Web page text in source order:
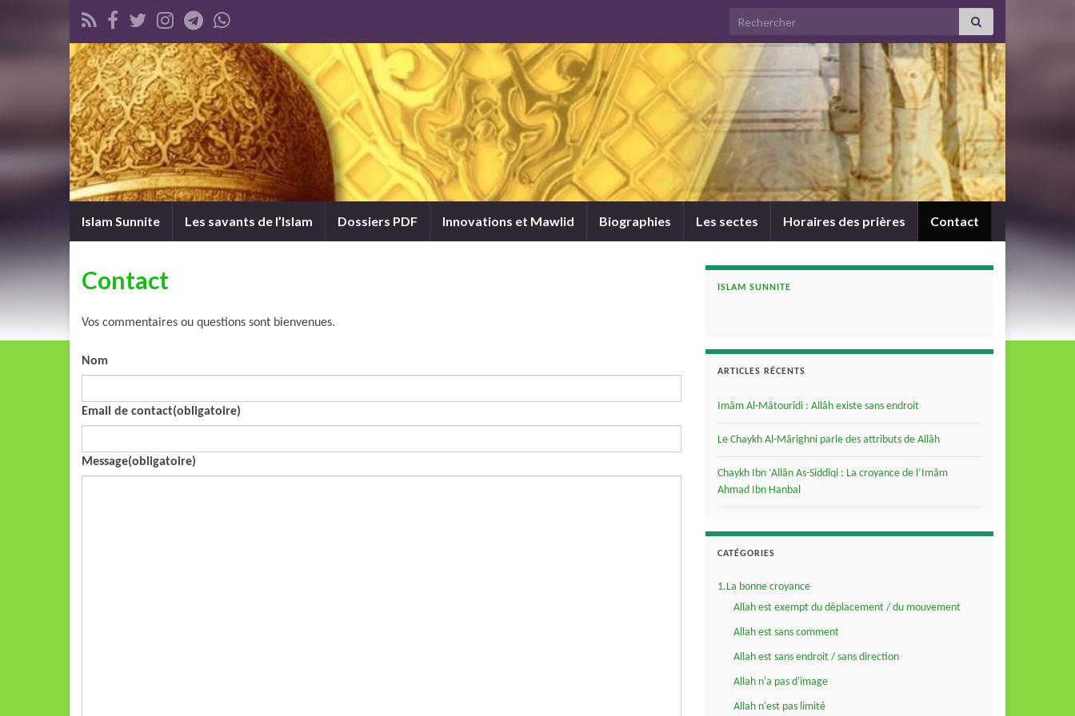
Search for:
Islam Sunnite Les savants de l’Islam Dossiers PDF Innovations et Mawlid Biographies Les sectes Horaires des prières Contact
Contact
Vos commentaires ou questions sont bienvenues.
Nom
Email de contact(obligatoire)
Message(obligatoire)
ISLAM SUNNITE
ARTICLES RÉCENTS
Imâm Al-Mâtourîdi : Allâh existe sans endroit
Le Chaykh Al-Mârighni parle des attributs de Allâh
Chaykh Ibn ‘Allân As-Siddîqi : La croyance de l’Imâm
Ahmad Ibn Hanbal
CATÉGORIES
1.La bonne croyance
Allah est exempt du déplacement / du mouvement
Allah est sans comment
Allah est sans endroit / sans direction
Allah n'a pas d'image
Allah n'est pas limité